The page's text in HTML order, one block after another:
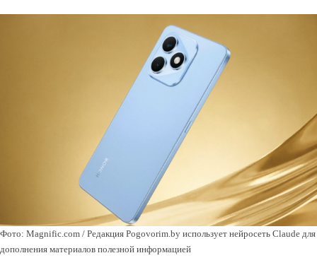
Фото: Magnific.com / Редакция Pogovorim.by использует нейросеть Claude для
дополнения материалов полезной информацией